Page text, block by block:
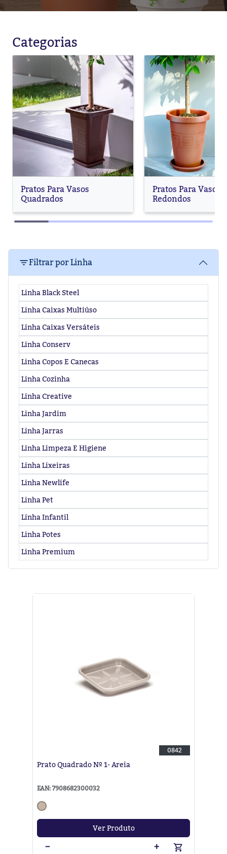
Categorias
Pratos Para Vasos
Quadrados
Pratos Para Vasos
Redondos
Filtrar por Linha
Linha Black Steel
Linha Caixas Multiúso
Linha Caixas Versáteis
Linha Conserv
Linha Copos E Canecas
Linha Cozinha
Linha Creative
Linha Jardim
Linha Jarras
Linha Limpeza E Higiene
Linha Lixeiras
Linha Newlife
Linha Pet
Linha Infantil
Linha Potes
Linha Premium
0842
Prato Quadrado Nº 1- Areia
EAN: 7908682300032
Ver Produto
− +